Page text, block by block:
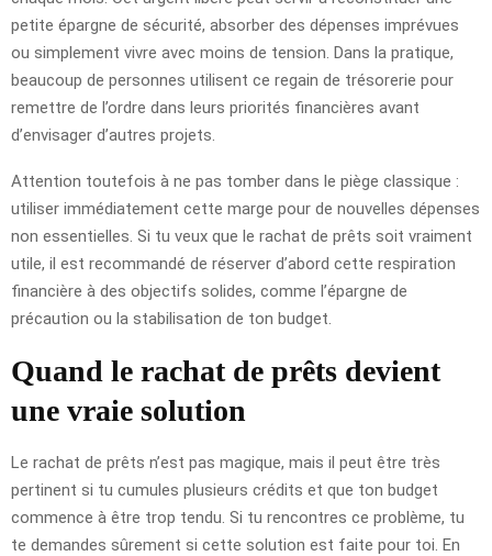
petite épargne de sécurité, absorber des dépenses imprévues
ou simplement vivre avec moins de tension. Dans la pratique,
beaucoup de personnes utilisent ce regain de trésorerie pour
remettre de l’ordre dans leurs priorités financières avant
d’envisager d’autres projets.
Attention toutefois à ne pas tomber dans le piège classique :
utiliser immédiatement cette marge pour de nouvelles dépenses
non essentielles. Si tu veux que le rachat de prêts soit vraiment
utile, il est recommandé de réserver d’abord cette respiration
financière à des objectifs solides, comme l’épargne de
précaution ou la stabilisation de ton budget.
Quand le rachat de prêts devient
une vraie solution
Le rachat de prêts n’est pas magique, mais il peut être très
pertinent si tu cumules plusieurs crédits et que ton budget
commence à être trop tendu. Si tu rencontres ce problème, tu
te demandes sûrement si cette solution est faite pour toi. En